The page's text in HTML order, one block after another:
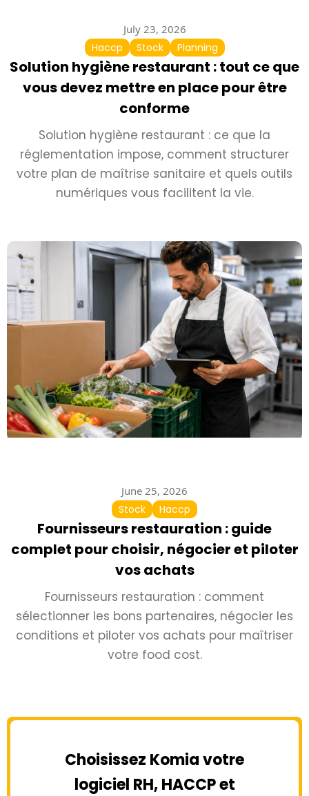
July 23, 2026
Haccp
Stock Planning
Solution hygiène restaurant : tout ce que
vous devez mettre en place pour être
conforme
Solution hygiène restaurant : ce que la
réglementation impose, comment structurer
votre plan de maîtrise sanitaire et quels outils
numériques vous facilitent la vie.
June 25, 2026
Stock
Haccp
Fournisseurs restauration : guide
complet pour choisir, négocier et piloter
vos achats
Fournisseurs restauration : comment
sélectionner les bons partenaires, négocier les
conditions et piloter vos achats pour maîtriser
votre food cost.
Choisissez Komia votre
logiciel RH, HACCP et